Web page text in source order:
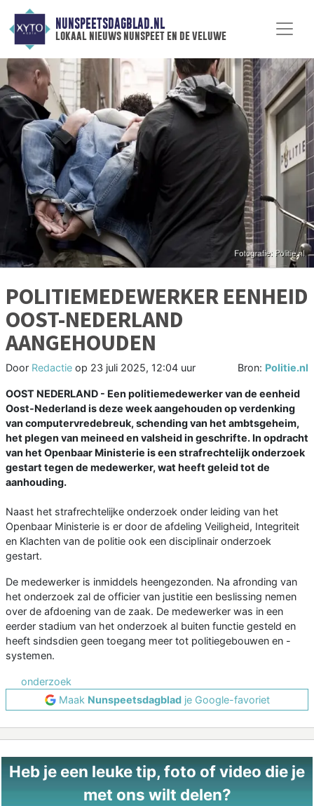
NUNSPEETSDAGBLAD.NL
lokaal nieuws nunspeet en de veluwe
POLITIEMEDEWERKER EENHEID
OOST-NEDERLAND
AANGEHOUDEN
Door Redactie op 23 juli 2025, 12:04 uur Bron: Politie.nl
OOST NEDERLAND - Een politiemedewerker van de eenheid
Oost-Nederland is deze week aangehouden op verdenking
van computervredebreuk, schending van het ambtsgeheim,
het plegen van meineed en valsheid in geschrifte. In opdracht
van het Openbaar Ministerie is een strafrechtelijk onderzoek
gestart tegen de medewerker, wat heeft geleid tot de
aanhouding.
Naast het strafrechtelijke onderzoek onder leiding van het
Openbaar Ministerie is er door de afdeling Veiligheid, Integriteit
en Klachten van de politie ook een disciplinair onderzoek
gestart.
De medewerker is inmiddels heengezonden. Na afronding van
het onderzoek zal de officier van justitie een beslissing nemen
over de afdoening van de zaak. De medewerker was in een
eerder stadium van het onderzoek al buiten functie gesteld en
heeft sindsdien geen toegang meer tot politiegebouwen en -
systemen.
onderzoek
Maak Nunspeetsdagbladje Google-favoriet
Heb je een leuke tip, foto of video die je
met ons wilt delen?